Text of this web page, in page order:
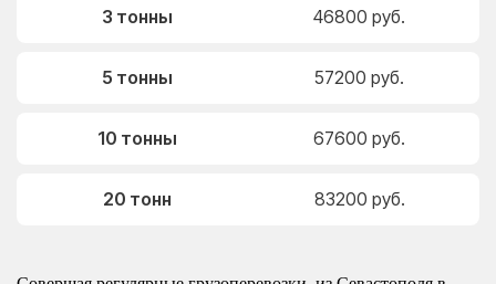
3 тонны 46800 руб.
5 тонны 57200 руб.
10 тонны 67600 руб.
20 тонн 83200 руб.